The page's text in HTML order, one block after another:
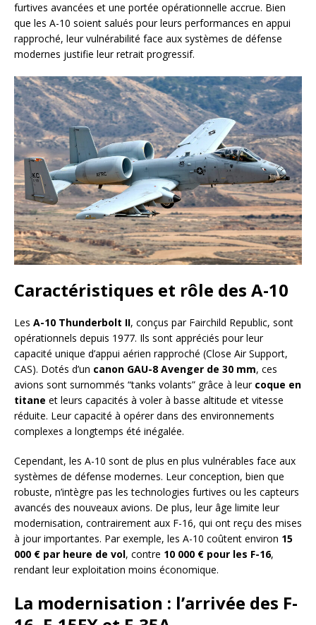
furtives avancées et une portée opérationnelle accrue. Bien
que les A-10 soient salués pour leurs performances en appui
rapproché, leur vulnérabilité face aux systèmes de défense
modernes justifie leur retrait progressif.
Caractéristiques et rôle des A-10
Les A-10 Thunderbolt II, conçus par Fairchild Republic, sont
opérationnels depuis 1977. Ils sont appréciés pour leur
capacité unique d’appui aérien rapproché (Close Air Support,
CAS). Dotés d’un canon GAU-8 Avenger de 30 mm, ces
avions sont surnommés “tanks volants” grâce à leur coque en
titane et leurs capacités à voler à basse altitude et vitesse
réduite. Leur capacité à opérer dans des environnements
complexes a longtemps été inégalée.
Cependant, les A-10 sont de plus en plus vulnérables face aux
systèmes de défense modernes. Leur conception, bien que
robuste, n’intègre pas les technologies furtives ou les capteurs
avancés des nouveaux avions. De plus, leur âge limite leur
modernisation, contrairement aux F-16, qui ont reçu des mises
à jour importantes. Par exemple, les A-10 coûtent environ 15
000 € par heure de vol, contre 10 000 € pour les F-16,
rendant leur exploitation moins économique.
La modernisation : l’arrivée des F-